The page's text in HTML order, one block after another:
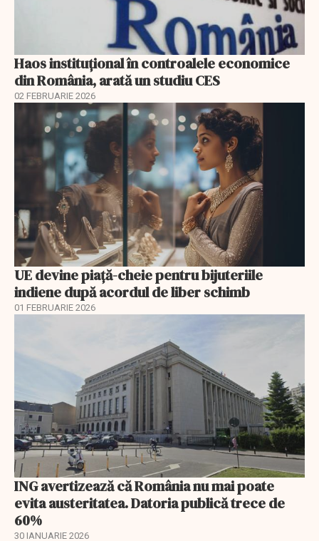
Haos instituțional în controalele economice
din România, arată un studiu CES
02 FEBRUARIE 2026
UE devine piață-cheie pentru bijuteriile
indiene după acordul de liber schimb
01 FEBRUARIE 2026
ING avertizează că România nu mai poate
evita austeritatea. Datoria publică trece de
60%
30 IANUARIE 2026